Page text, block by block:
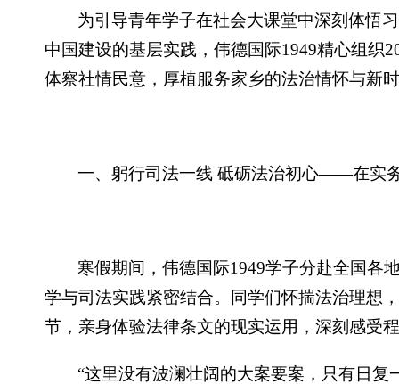
为引导青年学子在社会大课堂中深刻体悟
中国建设的基层实践，伟德国际1949精心组织
体察社情民意，厚植服务家乡的法治情怀与新
一、躬行司法一线 砥砺法治初心——在实
寒假期间，伟德国际1949学子分赴全国各
学与司法实践紧密结合。同学们怀揣法治理想
节，亲身体验法律条文的现实运用，深刻感受
“这里没有波澜壮阔的大案要案，只有日